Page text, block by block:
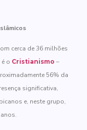
cerca de 36 milhões
o Cristianismo –
56% da
significativa,
e, neste grupo,